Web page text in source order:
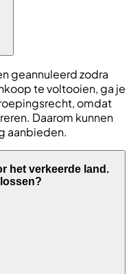
geannuleerd zodra
te voltooien, ga je
omdat
Daarom kunnen
aanbieden.
het verkeerde land.